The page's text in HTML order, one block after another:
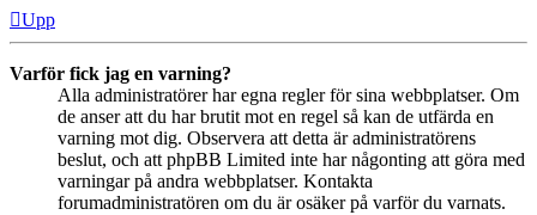
Upp
Varför fick jag en varning?
Alla administratörer har egna regler för sina webbplatser. Om
de anser att du har brutit mot en regel så kan de utfärda en
varning mot dig. Observera att detta är administratörens
beslut, och att phpBB Limited inte har någonting att göra med
varningar på andra webbplatser. Kontakta
forumadministratören om du är osäker på varför du varnats.